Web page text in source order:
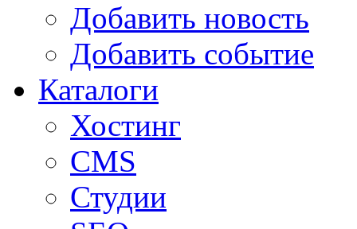
Добавить новость
Добавить событие
Каталоги
Хостинг
CMS
Студии